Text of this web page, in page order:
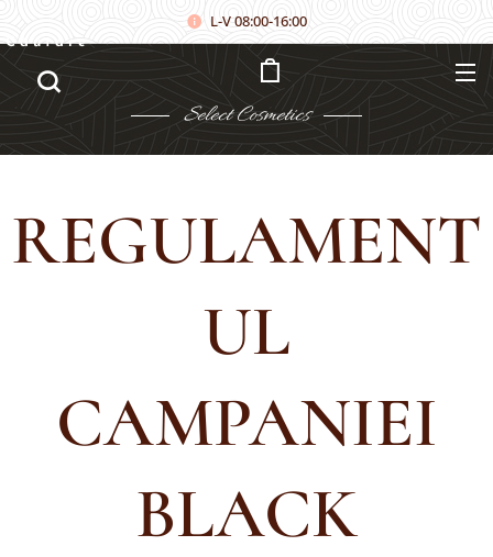
L-V 08:00-16:00
Select Cosmetics
Căutare
REGULAMENT
UL
CAMPANIEI
BLACK